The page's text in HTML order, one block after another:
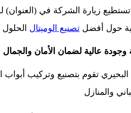
زيارة الشركة في (العنوان)
حول أفضل تصنيع الوميتال الحلول
وجودة عالية لضمان الأمان والجمال
البحيري تقوم بتصنيع وتركيب أبواب
والمنازل